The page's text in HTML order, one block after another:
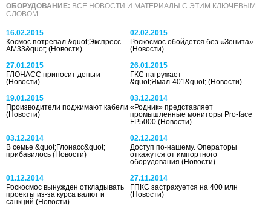
ОБОРУДОВАНИЕ: ВСЕ НОВОСТИ И МАТЕРИАЛЫ С ЭТИМ КЛЮЧЕВЫМ
СЛОВОМ
16.02.2015
Космос потрепал &quot;Экспресс-
АМ33&quot; (Новости)
02.02.2015
Роскосмос обойдется без «Зенита»
(Новости)
27.01.2015
ГЛОНАСС приносит деньги
(Новости)
26.01.2015
ГКС нагружает
&quot;Ямал-401&quot;(Новости)
19.01.2015
Производители поджимают кабели
(Новости)
03.12.2014
«Родник» представляет
промышленные мониторы Pro-face
FP5000(Новости)
03.12.2014
В семье &quot;Глонасс&quot;
прибавилось (Новости)
02.12.2014
Доступ по-нашему. Операторы
откажутся от импортного
оборудования(Новости)
01.12.2014
Роскосмос вынужден откладывать
проекты из-за курса валют и
санкций (Новости)
27.11.2014
ГПКС застрахуется на 400 млн
(Новости)